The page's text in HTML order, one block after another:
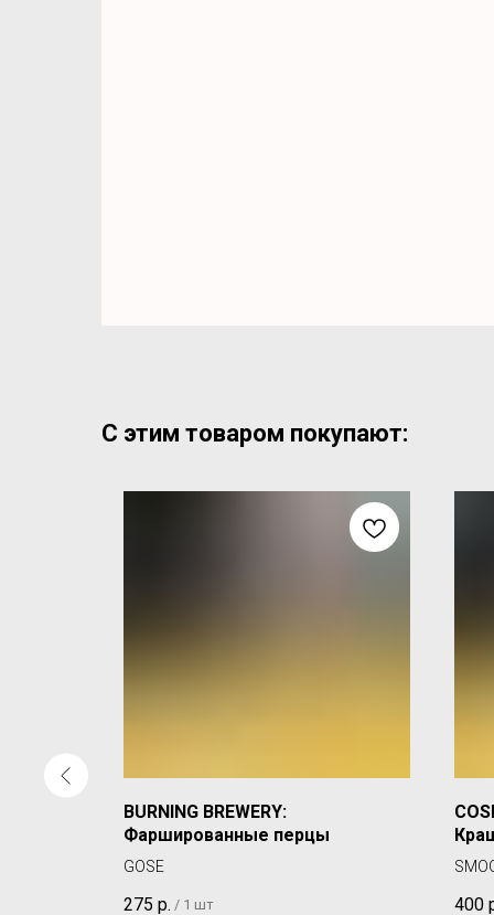
С этим товаром покупают:
BURNING BREWERY:
Фаршированные перцы
GOSE
275 р. / 1 шт 400